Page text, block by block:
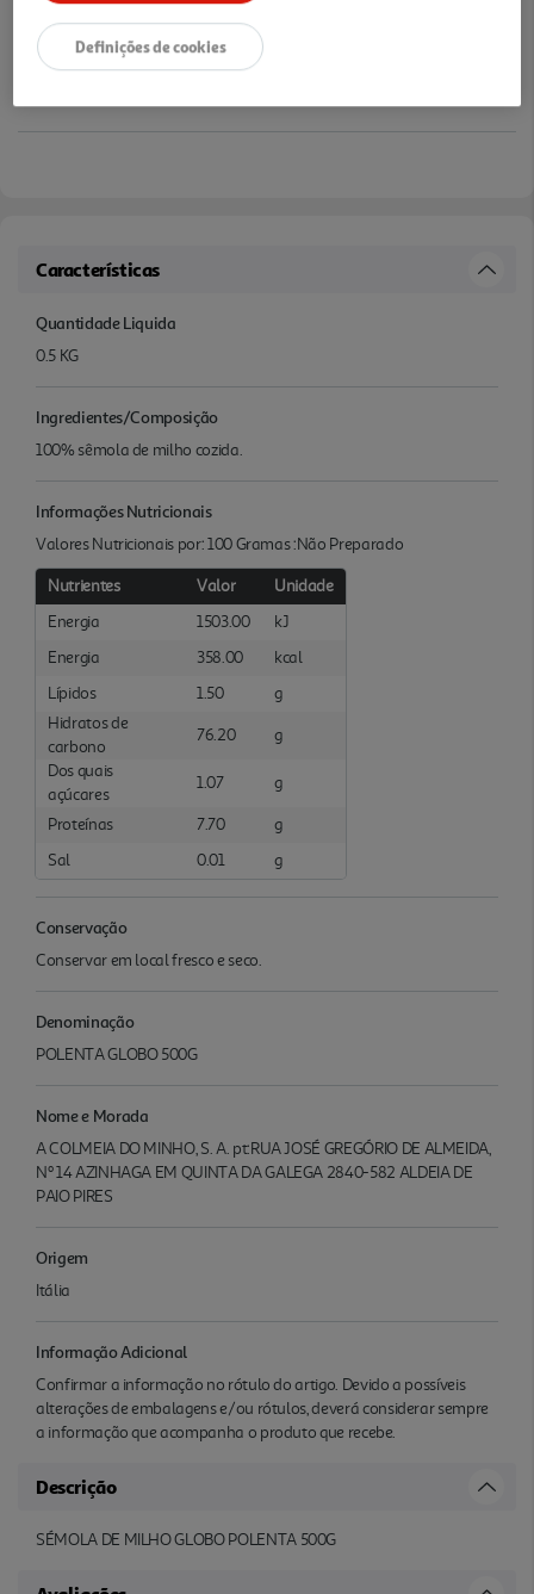
Características
Quantidade Liquida
0.5 KG
Ingredientes/Composição
100% sêmola de milho cozida.
Informações Nutricionais
Valores Nutricionais por: 100 Gramas :Não Preparado
Nutrientes Valor
Unidade
Energia
1503.00
kJ
Energia
358.00
kcal
Lípidos
1.50
g
Hidratos de
carbono
76.20
g
Dos quais
açúcares
1.07 g
Proteínas 7.70
g
Sal
0.01 g
Conservação
Conservar em local fresco e seco.
Denominação
POLENTA GLOBO 500G
Nome e Morada
A COLMEIA DO MINHO, S. A. pt:RUA JOSÉ GREGÓRIO DE ALMEIDA,
Nº 14 AZINHAGA EM QUINTA DA GALEGA 2840-582 ALDEIA DE
PAIO PIRES
Origem
Itália
Informação Adicional
Confirmar a informação no rótulo do artigo. Devido a possíveis
alterações de embalagens e/ou rótulos, deverá considerar sempre
a informação que acompanha o produto que recebe.
Descrição
SÉMOLA DE MILHO GLOBO POLENTA 500G
Definições de cookies